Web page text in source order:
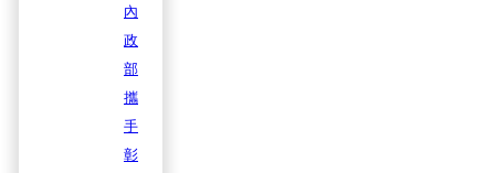
內
政
部
攜
手
彰